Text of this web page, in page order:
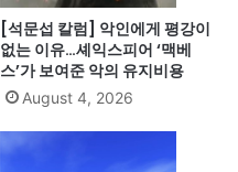
[석문섭 칼럼] 악인에게 평강이
없는 이유…셰익스피어 ‘맥베
스’가 보여준 악의 유지비용
August 4, 2026